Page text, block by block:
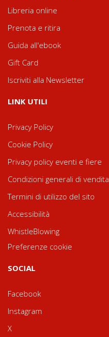
Libreria online
Prenota e ritira
Guida all'ebook
Gift Card
Iscriviti alla Newsletter
LINK UTILI
Privacy Policy
Cookie Policy
Privacy policy eventi e fiere
Condizioni generali di vendita
Termini di utilizzo del sito
Accessibilità
WhistleBlowing
Preferenze cookie
SOCIAL
Facebook
Instagram
X